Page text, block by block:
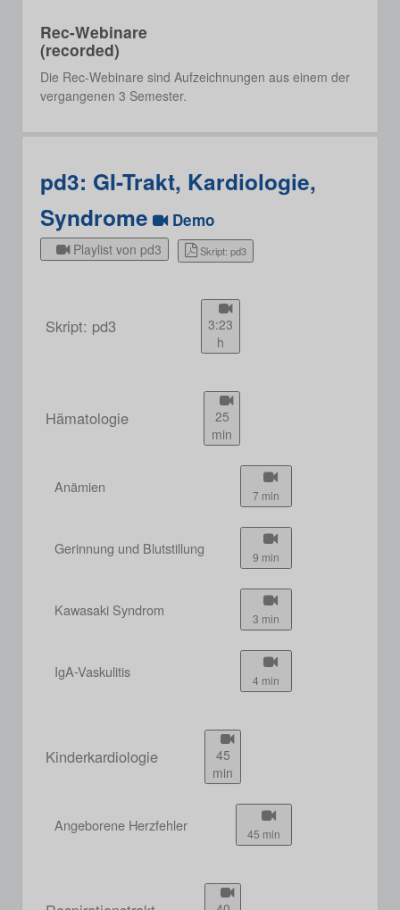
Rec-Webinare
(recorded)
Die Rec-Webinare sind Aufzeichnungen aus einem der
vergangenen 3 Semester.
pd3: GI-Trakt, Kardiologie,
Syndrome
Demo
Playlist von pd3 Skript: pd3
Skript: pd3
3:23
h
Hämatologie
25
min
Anämien 7 min
Gerinnung und Blutstillung 9 min
Kawasaki Syndrom 3 min
IgA-Vaskulitis 4 min
Kinderkardiologie
45
min
Angeborene Herzfehler 45 min